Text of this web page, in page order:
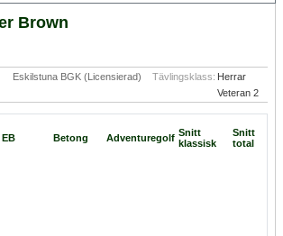
Brown
Eskilstuna BGK (Licensierad) Tävlingsklass: Herrar
Veteran 2
EB Betong Adventuregolf Snitt
klassisk
Snitt
total